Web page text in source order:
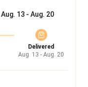
Aug. 13 - Aug. 20
Delivered
Aug. 13 - Aug. 20